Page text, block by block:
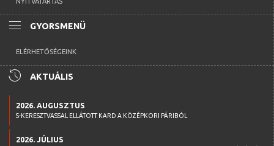
NYITVATARTÁS
menu GYORSMENÜ
ELÉRHETŐSÉGEINK
history AKTUÁLIS
2026. AUGUSZTUS
S-KERESZTVASSAL ELLÁTOTT KARD A KÖZÉPKORI PÁRIBÓL
2026. JÚLIUS